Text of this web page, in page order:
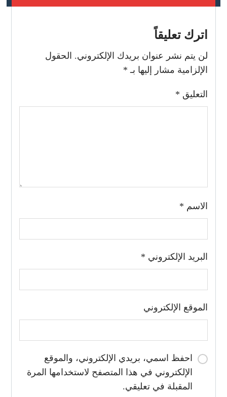
اترك تعليقاً
لن يتم نشر عنوان بريدك الإلكتروني. الحقول
الإلزامية مشار إليها بـ *
التعليق *
الاسم *
البريد الإلكتروني *
الموقع الإلكتروني
احفظ اسمي، بريدي الإلكتروني، والموقع
الإلكتروني في هذا المتصفح لاستخدامها المرة
المقبلة في تعليقي.